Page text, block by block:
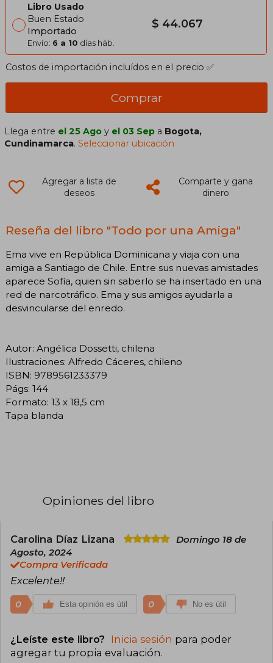
Libro Usado
Buen Estado
Importado
Envío: 6 a 10 días háb.
$ 44.067
Costos de importación incluídos en el precio ✅
Comprar
Llega entre el 25 Ago y el 03 Sep a Bogota,
Cundinamarca.Seleccionar ubicación
Agregar a lista de
deseos
Comparte y gana
dinero
Reseña del libro "Todo por una Amiga"
Ema vive en República Dominicana y viaja con una
amiga a Santiago de Chile. Entre sus nuevas amistades
aparece Sofía, quien sin saberlo se ha insertado en una
red de narcotráfico. Ema y sus amigos ayudarla a
desvincularse del enredo.
Autor: Angélica Dossetti, chilena
Ilustraciones: Alfredo Cáceres, chileno
ISBN: 9789561233379
Págs: 144
Formato: 13 x 18,5 cm
Tapa blanda
Opiniones del libro
Carolina Díaz Lizana
Domingo 18 de
Agosto, 2024
Compra Verificada
Excelente!!
0 Esta opinión es útil 0 No es útil
¿Leíste este libro? Inicia sesión para poder
agregar tu propia evaluación.